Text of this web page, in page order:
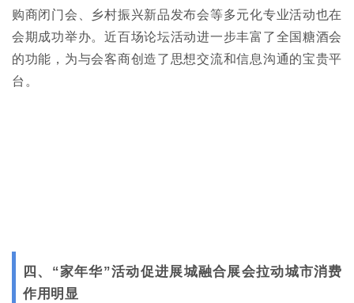
购商闭门会、乡村振兴新品发布会等多元化专业活动也在
会期成功举办。近百场论坛活动进一步丰富了全国糖酒会
的功能，为与会客商创造了思想交流和信息沟通的宝贵平
台。
四、“家年华”活动促进展城融合展会拉动城市消费
作用明显